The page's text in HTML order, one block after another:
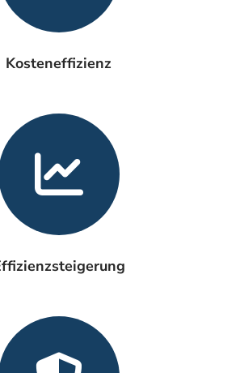
Kosteneffizienz